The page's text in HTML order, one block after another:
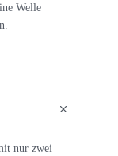
Welle
nur zwei